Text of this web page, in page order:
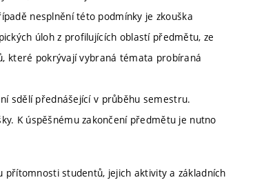
nesplnění této podmínky je zkouška
úloh z profilujících oblastí předmětu, ze
které pokrývají vybraná témata probíraná
sdělí přednášející v průběhu semestru.
K úspěšnému zakončení předmětu je nutno
přítomnosti studentů, jejich aktivity a základních